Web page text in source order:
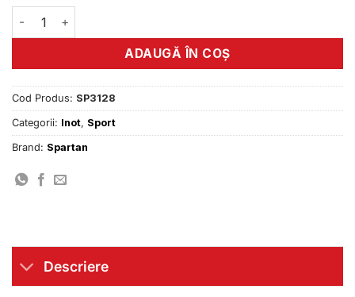
Cantitate Ochelari de inot Easy Spartan
ADAUGĂ ÎN COȘ
Cod Produs: SP3128
Categorii: Inot, Sport
Brand: Spartan
Descriere